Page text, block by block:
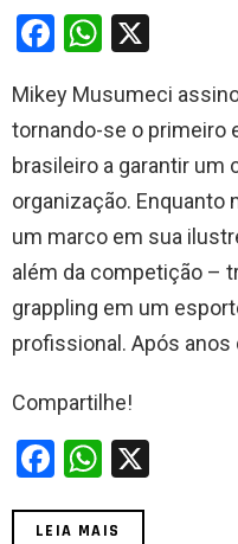
F
ce
b
o
o
k
W
at
s
A
p
p
Mikey Musumeci
tornando-se o primeiro
brasileiro a garantir um
organização.
um marco em sua
além da competição –
grappling em um
profissional. Após
Compartilhe!
F
ce
W
at
LEIA MAIS